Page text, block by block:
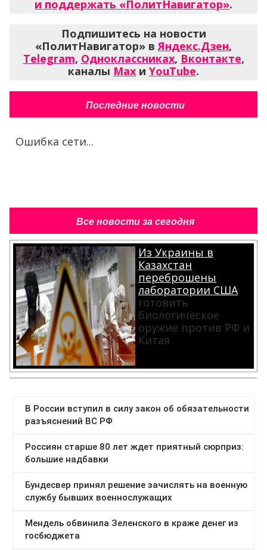
и поддержать «ПолитНавигатор».
Подпишитесь на новости
«ПолитНавигатор» вЯндекс.Дзен,
Telegram, Одноклассниках, Вконтакте,
каналы Max и YouTube.
Последние новости
Ошибка сети...
Все новости за сегодня
Из Украины в
Казахстан
переброшены
лаборатории США
готовить
биологическое
оружие против РФ и
Китая